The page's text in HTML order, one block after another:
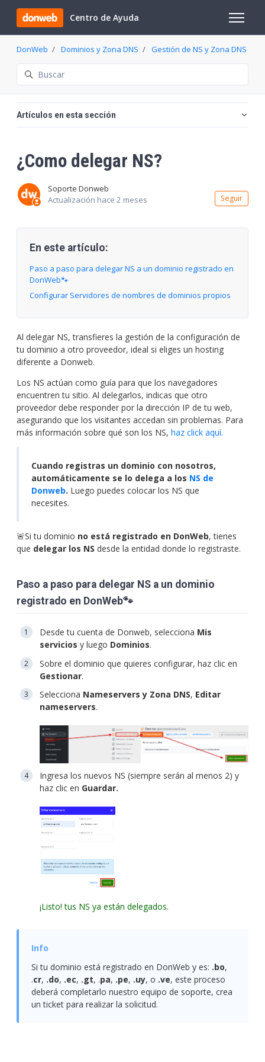
Saltar al contenido principal
Centro de Ayuda
Abrir/
DonWeb Dominios y Zona DNS Gestión de NS y Zona DNS
Búsqueda
¿Como delegar NS?
Soporte Donweb
Actualización hace 2 meses Seguir
En este artículo:
Paso a paso para delegar NS a un dominio registrado en
DonWeb🐾
Configurar Servidores de nombres de dominios propios
Al delegar NS, transfieres la gestión de la configuración de
tu dominio a otro proveedor, ideal si eliges un hosting
diferente a Donweb.
Los NS actúan como guía para que los navegadores
encuentren tu sitio. Al delegarlos, indicas que otro
proveedor debe responder por la dirección IP de tu web,
asegurando que los visitantes accedan sin problemas. Para
más información sobre qué son los NS, haz click aquí.
Cuando registras un dominio con nosotros,
automáticamente se lo delega a los NS de
Donweb. Luego puedes colocar los NS que
necesites.
🚨Si tu dominio no está registrado en DonWeb, tienes
que delegar los NS desde la entidad donde lo registraste.
Paso a paso para delegar NS a un dominio
registrado en DonWeb🐾
Desde tu cuenta de Donweb, selecciona Mis
servicios y luego Dominios.
Sobre el dominio que quieres configurar, haz clic en
Gestionar.
Selecciona Nameservers y Zona DNS, Editar
nameservers.
Ingresa los nuevos NS (siempre serán al menos 2) y
haz clic en Guardar.
¡Listo! tus NS ya están delegados.
Si tu dominio está registrado en DonWeb y es: .bo,
.cr, .do, .ec, .gt, .pa, .pe, .uy, o .ve, este proceso
deberá completarlo nuestro equipo de soporte, crea
un ticket para realizar la solicitud.
Artículos en esta sección